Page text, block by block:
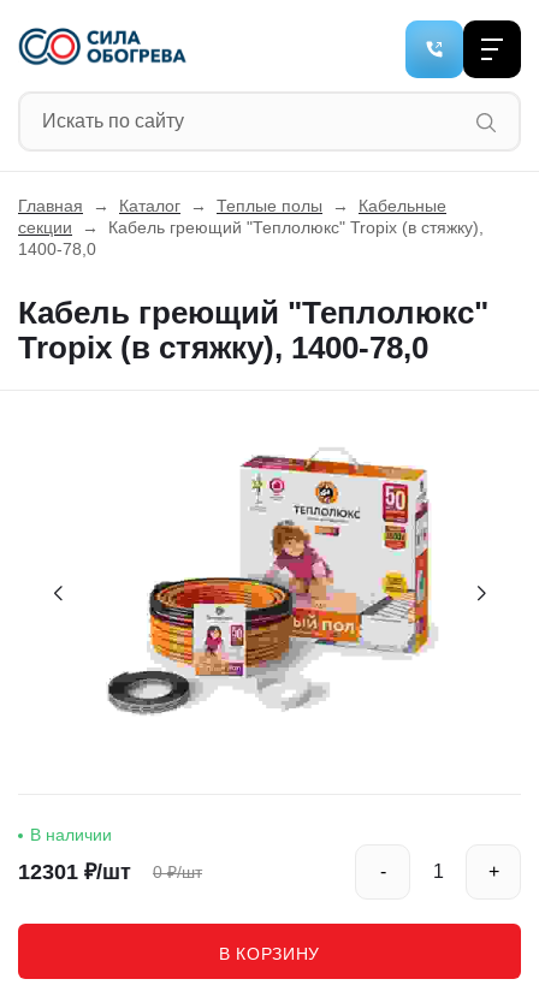
Главная → Каталог → Теплые полы →
Кабельные
секции
→
Кабель греющий "Теплолюкс" Tropix (в стяжку),
1400-78,0
Кабель греющий "Теплолюкс"
Tropix (в стяжку), 1400-78,0
В наличии
12301 ₽/шт 0 ₽/шт - +
В КОРЗИНУ